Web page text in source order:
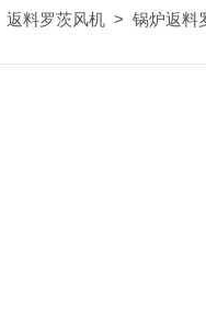
返料罗茨风机 > 锅炉返料